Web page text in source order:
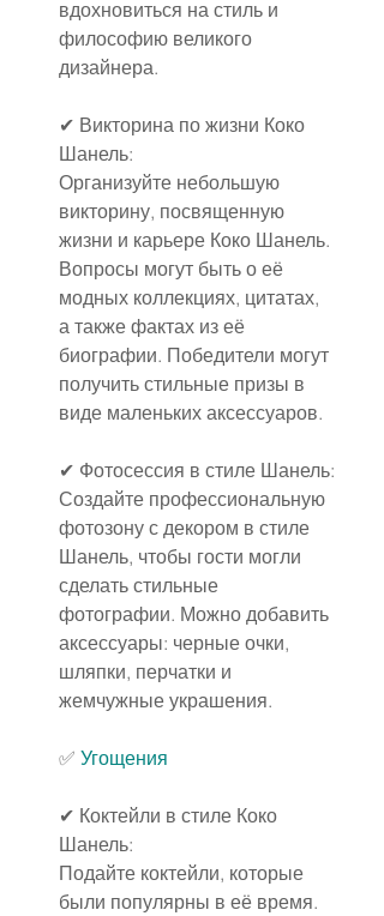
вдохновиться на стиль и
философию великого
дизайнера.
✔ Викторина по жизни Коко
Шанель:
Организуйте небольшую
викторину, посвященную
жизни и карьере Коко Шанель.
Вопросы могут быть о её
модных коллекциях, цитатах,
а также фактах из её
биографии. Победители могут
получить стильные призы в
виде маленьких аксессуаров.
✔ Фотосессия в стиле Шанель:
Создайте профессиональную
фотозону с декором в стиле
Шанель, чтобы гости могли
сделать стильные
фотографии. Можно добавить
аксессуары: черные очки,
шляпки, перчатки и
жемчужные украшения.
✅ Угощения
✔ Коктейли в стиле Коко
Шанель:
Подайте коктейли, которые
были популярны в её время.